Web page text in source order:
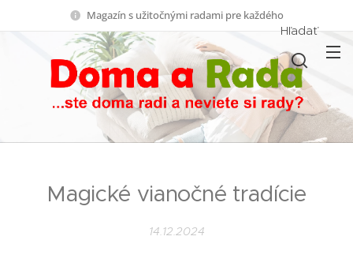
Magazín s užitočnými radami pre každého
Hľadať
Magické vianočné tradície
14.12.2024